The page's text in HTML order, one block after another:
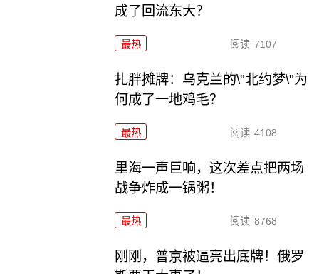
成了回流东大？
最热 阅读 7107
扎胖摊牌：乌克兰的\"北约梦\"为
何成了一地鸡毛？
最热 阅读 4108
里海一声巨响，这次差点把两场
战争炸成一锅粥！
最热 阅读 8768
刚刚，普京被逼亮出底牌！俄罗